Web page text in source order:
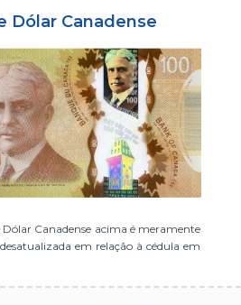
Dólar Canadense
Canadense acima é meramente
em relação à cédula em